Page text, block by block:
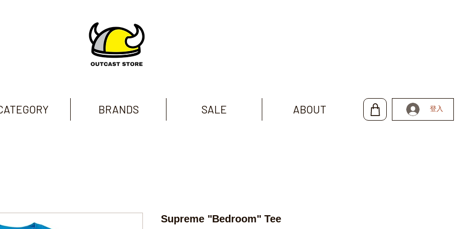
BRANDS SALE ABOUT 登入
Supreme "Bedroom" Tee